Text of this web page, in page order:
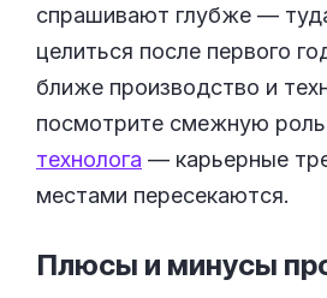
спрашивают глубже —
целиться после первого
ближе производство и
посмотрите смежную роль
технолога — карьерные
местами пересекаются.
Плюсы и минусы